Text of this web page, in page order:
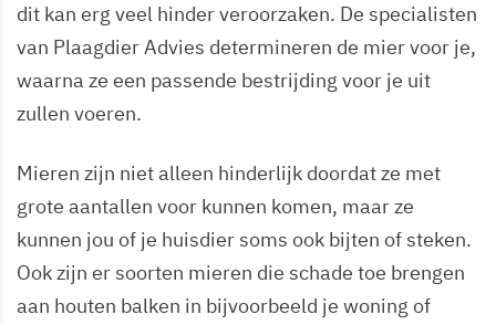
dit kan erg veel hinder veroorzaken. De specialisten
van Plaagdier Advies determineren de mier voor je,
waarna ze een passende bestrijding voor je uit
zullen voeren.
Mieren zijn niet alleen hinderlijk doordat ze met
grote aantallen voor kunnen komen, maar ze
kunnen jou of je huisdier soms ook bijten of steken.
Ook zijn er soorten mieren die schade toe brengen
aan houten balken in bijvoorbeeld je woning of